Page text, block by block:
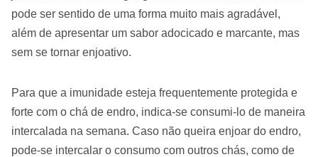
pode ser sentido de uma forma muito mais agradável,
além de apresentar um sabor adocicado e marcante, mas
sem se tornar enjoativo.
Para que a imunidade esteja frequentemente protegida e
forte com o chá de endro, indica-se consumi-lo de maneira
intercalada na semana. Caso não queira enjoar do endro,
pode-se intercalar o consumo com outros chás, como de